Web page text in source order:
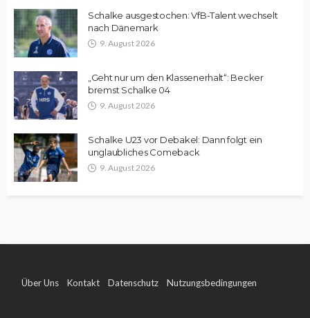
Schalke ausgestochen: VfB-Talent wechselt
nach Dänemark
9. August 2026
„Geht nur um den Klassenerhalt“: Becker
bremst Schalke 04
9. August 2026
Schalke U23 vor Debakel: Dann folgt ein
unglaubliches Comeback
9. August 2026
Über Uns Kontakt Datenschutz Nutzungsbedingungen